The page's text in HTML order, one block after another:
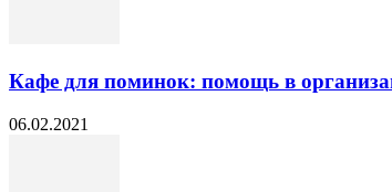
Кафе для поминок: помощь в
06.02.2021